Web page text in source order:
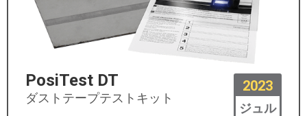
2023
ジュル
PosiTest DT
ダストテープテストキット